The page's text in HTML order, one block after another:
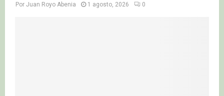
Por Juan Royo Abenia 1 agosto, 2026 0